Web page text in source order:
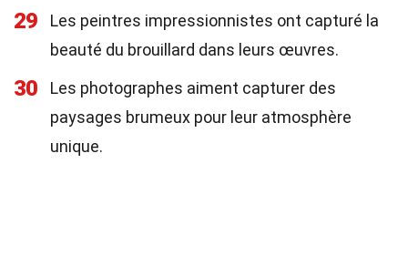
29
Les peintres impressionnistes ont capturé la
beauté du brouillard dans leurs œuvres.
30
Les photographes aiment capturer des
paysages brumeux pour leur atmosphère
unique.